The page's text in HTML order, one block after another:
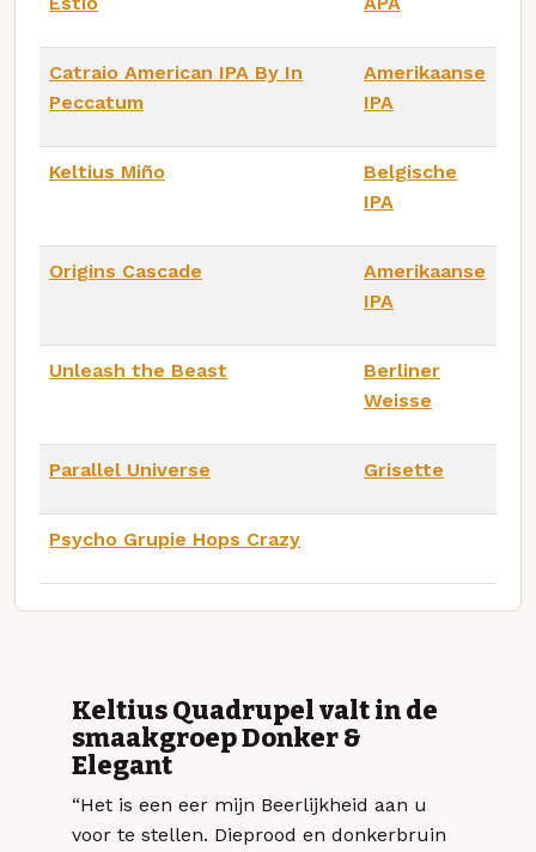
Catraio American IPA By In
Peccatum
Amerikaanse
IPA
Keltius Miño
Belgische
IPA
Origins Cascade
Amerikaanse
IPA
Unleash the Beast
Berliner
Weisse
Parallel Universe Grisette
Psycho Grupie Hops Crazy
Keltius Quadrupel valt in de
smaakgroep Donker &
Elegant
“Het is een eer mijn Beerlijkheid aan u
voor te stellen. Dieprood en donkerbruin